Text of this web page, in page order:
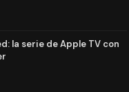
la serie de Apple TV con